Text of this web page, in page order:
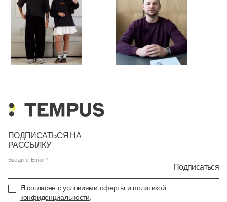
ПОДПИСАТЬСЯ НА
РАССЫЛКУ
Введите Email
Подписаться
Я согласен с условиями оферты и политикой
конфиденциальности